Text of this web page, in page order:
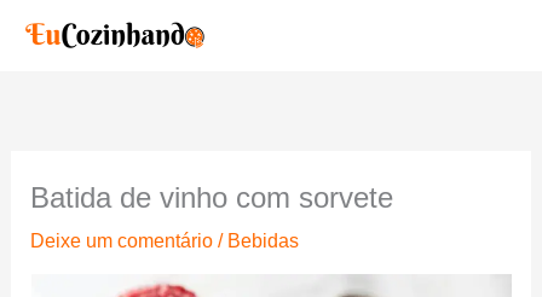
para
Batida de vinho com sorvete
Deixe um comentário / Bebidas